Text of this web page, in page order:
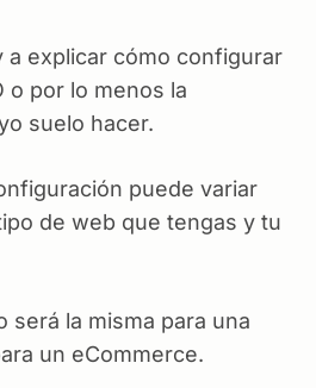
a explicar cómo configurar
o por lo menos la
suelo hacer.
puede variar
de web que tengas y tu
será la misma para una
un eCommerce.